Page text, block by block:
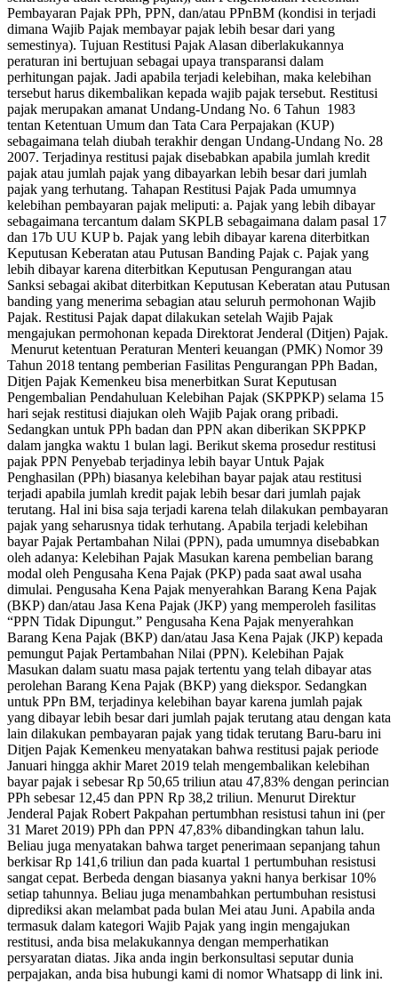
Pembayaran Pajak PPh, PPN, dan/atau PPnBM (kondisi in terjadi
dimana Wajib Pajak membayar pajak lebih besar dari yang
semestinya). Tujuan Restitusi Pajak Alasan diberlakukannya
peraturan ini bertujuan sebagai upaya transparansi dalam
perhitungan pajak. Jadi apabila terjadi kelebihan, maka kelebihan
tersebut harus dikembalikan kepada wajib pajak tersebut. Restitusi
pajak merupakan amanat Undang-Undang No. 6 Tahun 1983
tentan Ketentuan Umum dan Tata Cara Perpajakan (KUP)
sebagaimana telah diubah terakhir dengan Undang-Undang No. 28
2007. Terjadinya restitusi pajak disebabkan apabila jumlah kredit
pajak atau jumlah pajak yang dibayarkan lebih besar dari jumlah
pajak yang terhutang. Tahapan Restitusi Pajak Pada umumnya
kelebihan pembayaran pajak meliputi: a. Pajak yang lebih dibayar
sebagaimana tercantum dalam SKPLB sebagaimana dalam pasal 17
dan 17b UU KUP b. Pajak yang lebih dibayar karena diterbitkan
Keputusan Keberatan atau Putusan Banding Pajak c. Pajak yang
lebih dibayar karena diterbitkan Keputusan Pengurangan atau
Sanksi sebagai akibat diterbitkan Keputusan Keberatan atau Putusan
banding yang menerima sebagian atau seluruh permohonan Wajib
Pajak. Restitusi Pajak dapat dilakukan setelah Wajib Pajak
mengajukan permohonan kepada Direktorat Jenderal (Ditjen) Pajak.
Menurut ketentuan Peraturan Menteri keuangan (PMK) Nomor 39
Tahun 2018 tentang pemberian Fasilitas Pengurangan PPh Badan,
Ditjen Pajak Kemenkeu bisa menerbitkan Surat Keputusan
Pengembalian Pendahuluan Kelebihan Pajak (SKPPKP) selama 15
hari sejak restitusi diajukan oleh Wajib Pajak orang pribadi.
Sedangkan untuk PPh badan dan PPN akan diberikan SKPPKP
dalam jangka waktu 1 bulan lagi. Berikut skema prosedur restitusi
pajak PPN Penyebab terjadinya lebih bayar Untuk Pajak
Penghasilan (PPh) biasanya kelebihan bayar pajak atau restitusi
terjadi apabila jumlah kredit pajak lebih besar dari jumlah pajak
terutang. Hal ini bisa saja terjadi karena telah dilakukan pembayaran
pajak yang seharusnya tidak terhutang. Apabila terjadi kelebihan
bayar Pajak Pertambahan Nilai (PPN), pada umumnya disebabkan
oleh adanya: Kelebihan Pajak Masukan karena pembelian barang
modal oleh Pengusaha Kena Pajak (PKP) pada saat awal usaha
dimulai. Pengusaha Kena Pajak menyerahkan Barang Kena Pajak
(BKP) dan/atau Jasa Kena Pajak (JKP) yang memperoleh fasilitas
“PPN Tidak Dipungut.” Pengusaha Kena Pajak menyerahkan
Barang Kena Pajak (BKP) dan/atau Jasa Kena Pajak (JKP) kepada
pemungut Pajak Pertambahan Nilai (PPN). Kelebihan Pajak
Masukan dalam suatu masa pajak tertentu yang telah dibayar atas
perolehan Barang Kena Pajak (BKP) yang diekspor. Sedangkan
untuk PPn BM, terjadinya kelebihan bayar karena jumlah pajak
yang dibayar lebih besar dari jumlah pajak terutang atau dengan kata
lain dilakukan pembayaran pajak yang tidak terutang Baru-baru ini
Ditjen Pajak Kemenkeu menyatakan bahwa restitusi pajak periode
Januari hingga akhir Maret 2019 telah mengembalikan kelebihan
bayar pajak i sebesar Rp 50,65 triliun atau 47,83% dengan perincian
PPh sebesar 12,45 dan PPN Rp 38,2 triliun. Menurut Direktur
Jenderal Pajak Robert Pakpahan pertumbhan resistusi tahun ini (per
31 Maret 2019) PPh dan PPN 47,83% dibandingkan tahun lalu.
Beliau juga menyatakan bahwa target penerimaan sepanjang tahun
berkisar Rp 141,6 triliun dan pada kuartal 1 pertumbuhan resistusi
sangat cepat. Berbeda dengan biasanya yakni hanya berkisar 10%
setiap tahunnya. Beliau juga menambahkan pertumbuhan resistusi
diprediksi akan melambat pada bulan Mei atau Juni. Apabila anda
termasuk dalam kategori Wajib Pajak yang ingin mengajukan
restitusi, anda bisa melakukannya dengan memperhatikan
persyaratan diatas. Jika anda ingin berkonsultasi seputar dunia
perpajakan, anda bisa hubungi kami di nomor Whatsapp di link ini.